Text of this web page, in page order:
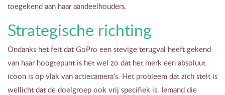
toegekend aan haar aandeelhouders.
Strategische richting
Ondanks het feit dat GoPro een stevige terugval heeft gekend
van haar hoogtepunt is het wel zo dat het merk een absoluut
icoon is op vlak van actiecamera’s. Het probleem dat zich stelt is
wellicht dat de doelgroep ook vrij specifiek is. Iemand die